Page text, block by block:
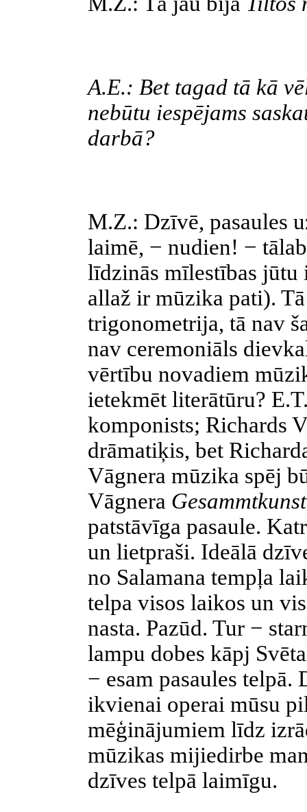
A.E.: Bet tagad tā kā
nebūtu iespējams
darbā?
M.Z.: Dzīvē, pasaules
laimē, − nudien! −
līdzinās mīlestības jūtu
allaž ir mūzika pati).
trigonometrija, tā nav
nav ceremoniāls
vērtību novadiem
ietekmēt literātūru?
komponists; Richards
drāmatiķis, bet
Vāgnera mūzika spēj
Vāgnera
patstāvīga pasaule.
un lietpraši. Ideālā
no Salamana tempļa
telpa visos laikos un
nasta. Pazūd. Tur −
lampu dobes kāpj
− esam pasaules
ikvienai operai mūsu
mēģinājumiem līdz
mūzikas mijiedirbe
dzīves telpā laimīgu.